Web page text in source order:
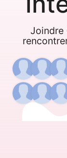
Joindre